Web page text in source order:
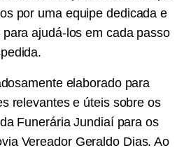
por uma equipe dedicada e
ajudá-los em cada passo
elaborado para
relevantes e úteis sobre os
Funerária Jundiaí para os
Vereador Geraldo Dias. Ao